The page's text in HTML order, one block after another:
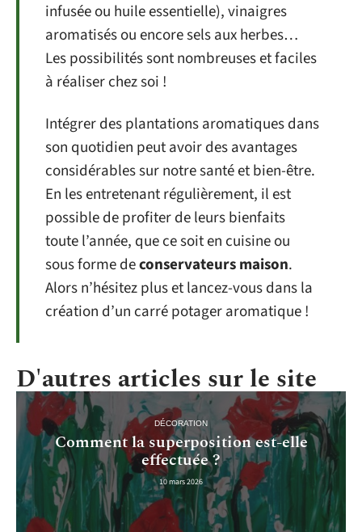
infusée ou huile essentielle), vinaigres
aromatisés ou encore sels aux herbes…
Les possibilités sont nombreuses et faciles
à réaliser chez soi !
Intégrer des plantations aromatiques dans
son quotidien peut avoir des avantages
considérables sur notre santé et bien-être.
En les entretenant régulièrement, il est
possible de profiter de leurs bienfaits
toute l’année, que ce soit en cuisine ou
sous forme deconservateurs maison.
Alors n’hésitez plus et lancez-vous dans la
création d’un carré potager aromatique !
D'autres articles sur le site
DÉCORATION
Comment la superposition est-elle
effectuée ?
10 mars 2026